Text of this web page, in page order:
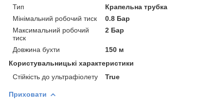
Тип
Крапельна трубка
Мінімальний робочий тиск
0.8 Бар
Максимальний робочий
тиск
2 Бар
Довжина бухти
150 м
Користувальницькі характеристики
Стійкість до ультрафіолету
True
Приховати